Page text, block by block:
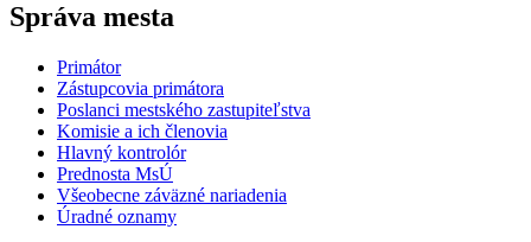
Správa mesta
Primátor
Zástupcovia primátora
Poslanci mestského zastupiteľstva
Komisie a ich členovia
Hlavný kontrolór
Prednosta MsÚ
Všeobecne záväzné nariadenia
Úradné oznamy